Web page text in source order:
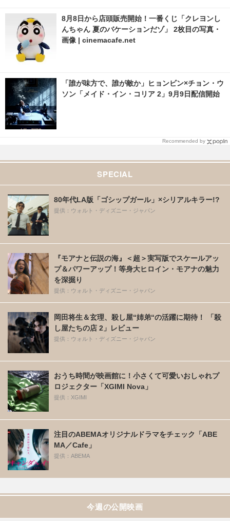
8月8日から店頭販売開始！一番くじ「クレヨンし
んちゃん 夏のバケーションだゾ」 2枚目の写真・
画像 | cinemacafe.net
「誰が味方で、誰が敵か」ヒョンビン×チョン・ウ
ソン「メイド・イン・コリア 2」9月9日配信開始
Recommended by
SPECIAL
80年代LA版「ゴシップガール」×シリアルキラー!?
提供：ウォルト・ディズニー・ジャパン
『モアナと伝説の海』＜超＞実写版でスケールアッ
プ＆パワーアップ！等身大ヒロイン・モアナの魅力
を深掘り
提供：ウォルト・ディズニー・ジャパン
岡田将生＆玄理、殺し屋“姉弟“の活躍に期待！ 「殺
し屋たちの店 2」レビュー
提供：ウォルト・ディズニー・ジャパン
おうち時間が映画館に！小さくて可愛いおしゃれプ
ロジェクター「XGIMI Nova」
提供：XGIMI
注目のABEMAオリジナルドラマをチェック「ABE
MA／Cafe」
提供：ABEMA
今週の公開映画